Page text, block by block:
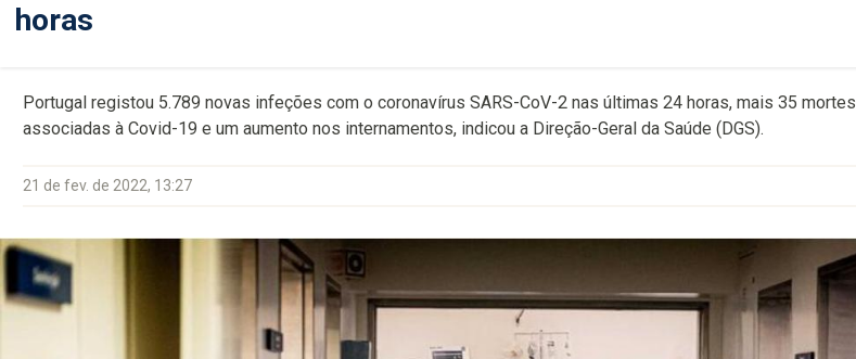
horas
Portugal registou 5.789 novas infeções com o coronavírus SARS-CoV-2 nas últimas 24 horas, mais 35 mortes
associadas à Covid-19 e um aumento nos internamentos, indicou a Direção-Geral da Saúde (DGS).
21 de fev. de 2022, 13:27